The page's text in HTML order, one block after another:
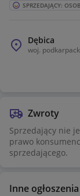
SPRZEDAJĄCY:
Dębica
woj.
Zwroty
Sprzedający nie
prawo
sprzedającego.
Inne